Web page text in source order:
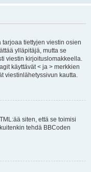
tiettyjen viestin osien
ylläpitäjä, mutta se
viestin kirjoituslomakkeella.
käyttävät < ja > merkkien
viestinlähetyssivun kautta.
siten, että se toimisi
tehdä BBCoden